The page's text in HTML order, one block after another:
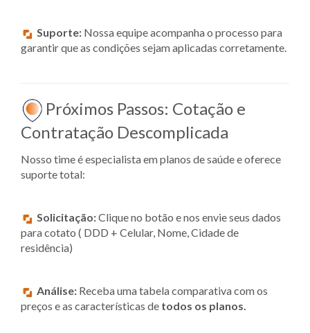
Suporte: Nossa equipe acompanha o processo para
garantir que as condições sejam aplicadas corretamente.
Próximos Passos: Cotação e
Contratação Descomplicada
Nosso time é especialista em planos de saúde e oferece
suporte total:
Solicitação:Clique no botão e nos envie seus dados
para cotato ( DDD + Celular, Nome, Cidade de
residência)
Análise: Receba uma tabela comparativa com os
preços e as características de todos os planos.